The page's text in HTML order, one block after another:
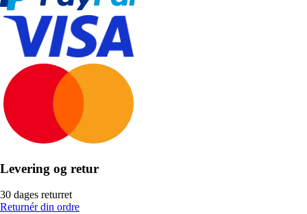
Levering og retur
30 dages returret
Returnér din ordre